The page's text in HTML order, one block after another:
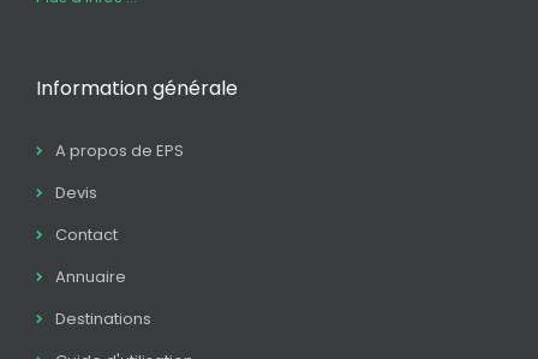
Information générale
A propos de EPS
Devis
Contact
Annuaire
Destinations